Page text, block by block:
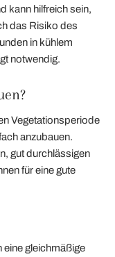
kann hilfreich sein,
das Risiko des
in kühlem
notwendig.
Vegetationsperiode
anzubauen.
gut durchlässigen
für eine gute
eine gleichmäßige